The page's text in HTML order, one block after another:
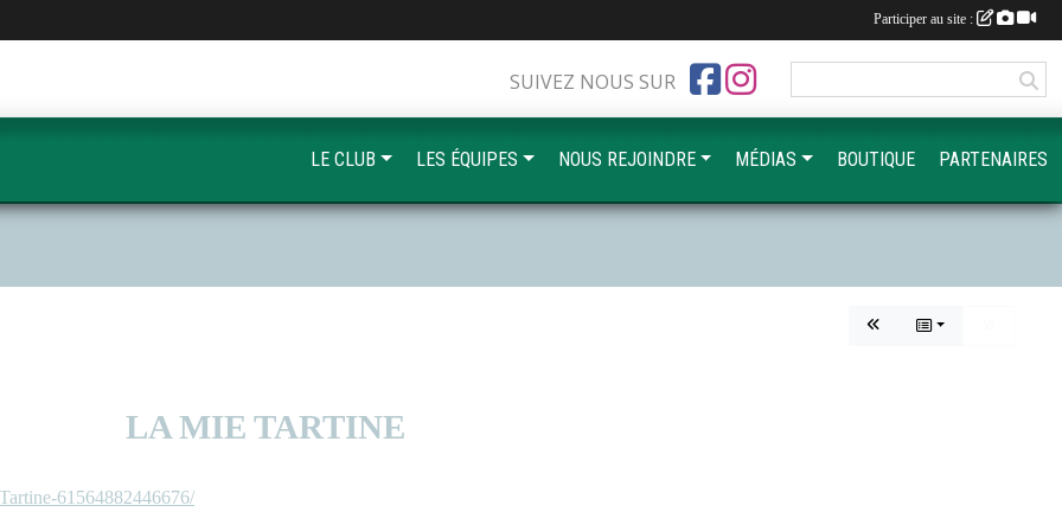
LA MIE TARTINE
61564882446676/
SUIVEZ NOUS SUR
LE CLUB LES ÉQUIPES NOUS REJOINDRE MÉDIAS BOUTIQUE PARTENAIRES
Participer au site :